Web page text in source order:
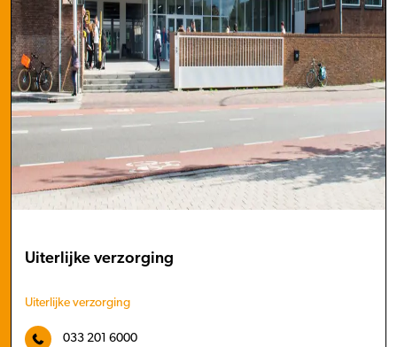
Uiterlijke verzorging
Uiterlijke verzorging
033 201 6000